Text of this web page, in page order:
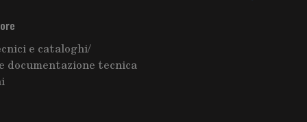
e cataloghi/
documentazione tecnica